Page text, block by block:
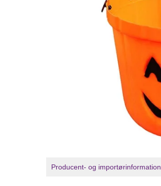
Producent- og importørinformation